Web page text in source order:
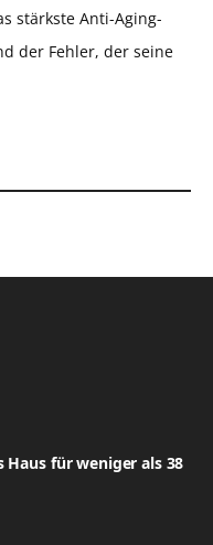
stärkste Anti-Aging-
der Fehler, der seine
Haus für weniger als 38